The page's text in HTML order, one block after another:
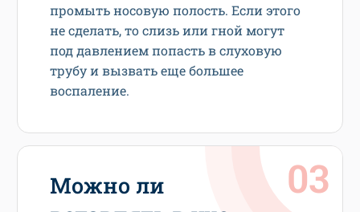
промыть носовую полость. Если этого
не сделать, то слизь или гной могут
под давлением попасть в слуховую
трубу и вызвать еще большее
воспаление.
Можно ли